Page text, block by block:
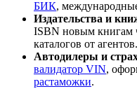
БИК,
Издательства и
ISBN новым книгам
каталогов от агентов.
Автодилеры и
валидатор VIN,
растаможки.